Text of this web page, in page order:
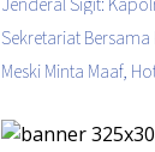
Sekretariat
Meski Minta Maaf,